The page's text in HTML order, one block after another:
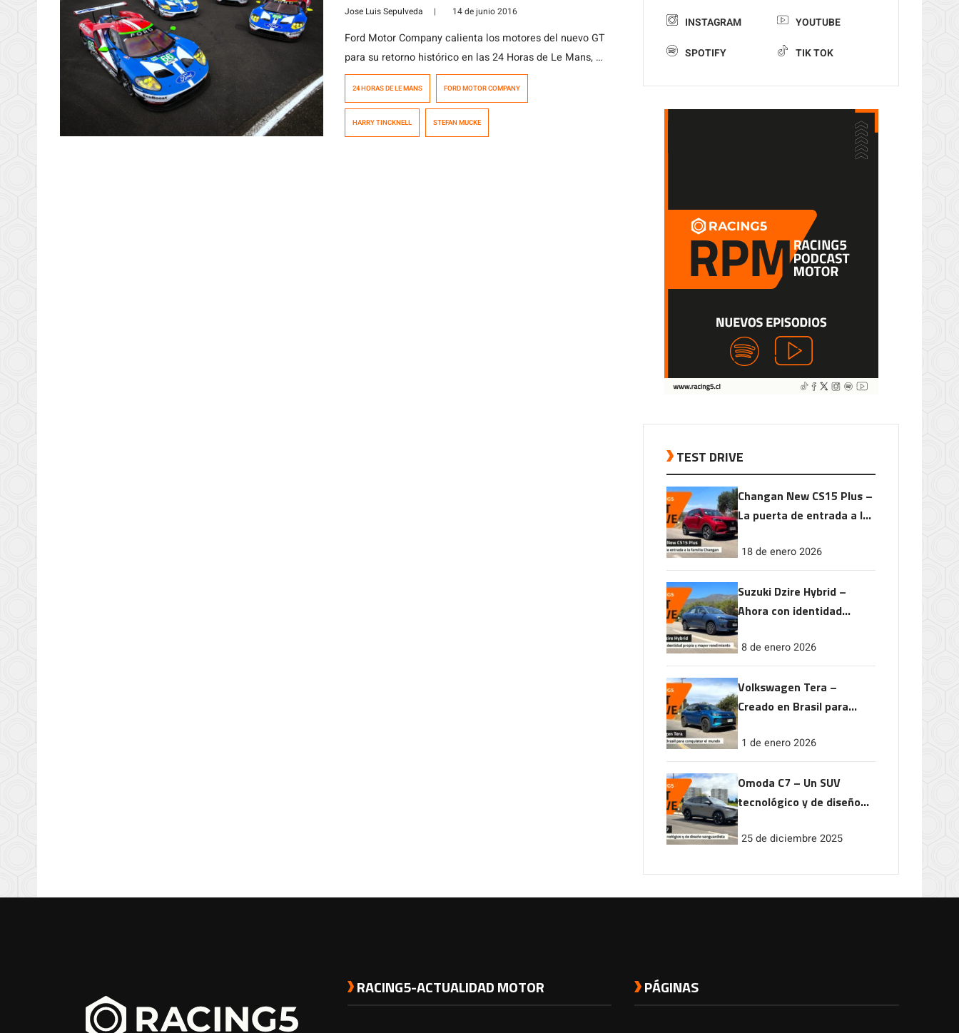
Jose Luis Sepulveda | 14 de junio 2016
Ford Motor Company calienta los motores del nuevo GT
para su retorno histórico en las 24 Horas de Le Mans, el
próximo 18 de junio en Francia. Pero además de contar
pilotos bien preparados. Stefan Mucke y […]
24 HORAS DE LE MANS FORD MOTOR COMPANY
HARRY TINCKNELL STEFAN MUCKE
INSTAGRAM YOUTUBE
SPOTIFY TIK TOK
TEST DRIVE
Changan New CS15 Plus –
La puerta de entrada a la
18 de enero 2026
Suzuki Dzire Hybrid –
Ahora con identidad
rendimiento
8 de enero 2026
Volkswagen Tera –
Creado en Brasil para
1 de enero 2026
Omoda C7 – Un SUV
tecnológico y de diseño
25 de diciembre 2025
RACING5-ACTUALIDAD MOTOR PÁGINAS